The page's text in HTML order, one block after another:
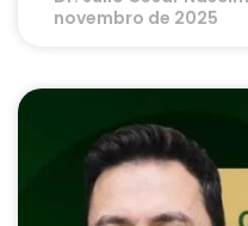
novembro de 2025